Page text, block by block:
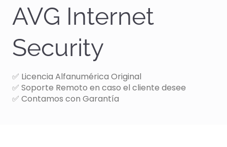
AVG Internet
Security
✅ Licencia Alfanumérica Original
✅ Soporte Remoto en caso el cliente desee
✅ Contamos con Garantía